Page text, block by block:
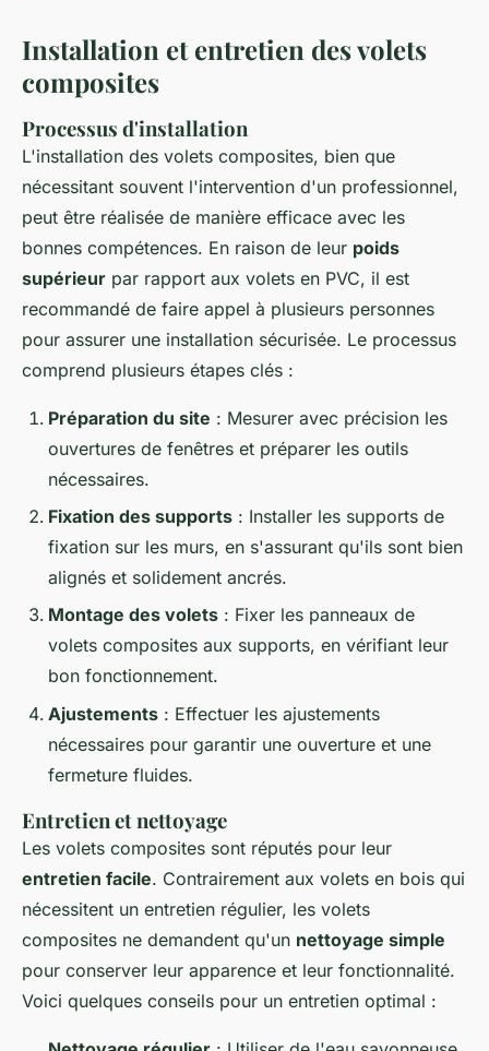
Installation et entretien des volets
composites
Processus d'installation
L'installation des volets composites, bien que
nécessitant souvent l'intervention d'un professionnel,
peut être réalisée de manière efficace avec les
bonnes compétences. En raison de leur poids
supérieur par rapport aux volets en PVC, il est
recommandé de faire appel à plusieurs personnes
pour assurer une installation sécurisée. Le processus
comprend plusieurs étapes clés :
Préparation du site : Mesurer avec précision les
ouvertures de fenêtres et préparer les outils
nécessaires.
Fixation des supports : Installer les supports de
fixation sur les murs, en s'assurant qu'ils sont bien
alignés et solidement ancrés.
Montage des volets : Fixer les panneaux de
volets composites aux supports, en vérifiant leur
bon fonctionnement.
Ajustements : Effectuer les ajustements
nécessaires pour garantir une ouverture et une
fermeture fluides.
Entretien et nettoyage
Les volets composites sont réputés pour leur
entretien facile. Contrairement aux volets en bois qui
nécessitent un entretien régulier, les volets
composites ne demandent qu'un nettoyage simple
pour conserver leur apparence et leur fonctionnalité.
Voici quelques conseils pour un entretien optimal :